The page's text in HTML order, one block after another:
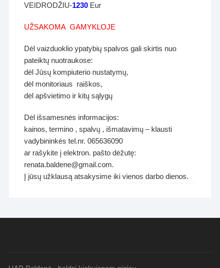
VEIDRODŽIU-1230 Eur
UŽSAKOMA GAMYKLOJE
Dėl vaizduoklio ypatybių spalvos gali skirtis nuo
pateiktų nuotraukose:
dėl Jūsų kompiuterio nustatymų,
dėl monitoriaus raiškos,
dėl apšvietimo ir kitų sąlygų
Dėl išsamesnės informacijos:
kainos, termino , spalvų , išmatavimų – klausti
vadybininkės tel.nr. 065636090
ar rašykite į elektron. pašto dėžutę:
renata.baldene@gmail.com.
Į jūsų užklausą atsakysime iki vienos darbo dienos.